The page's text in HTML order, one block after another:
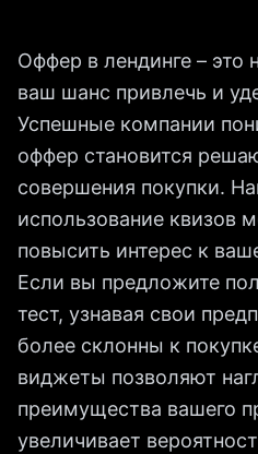
Оффер в лендинге – это
ваш шанс привлечь и
Успешные компании
оффер становится
совершения покупки.
использование квизов
повысить интерес к
Если вы предложите
тест, узнавая свои
более склонны к
виджеты позволяют
преимущества вашего
увеличивает